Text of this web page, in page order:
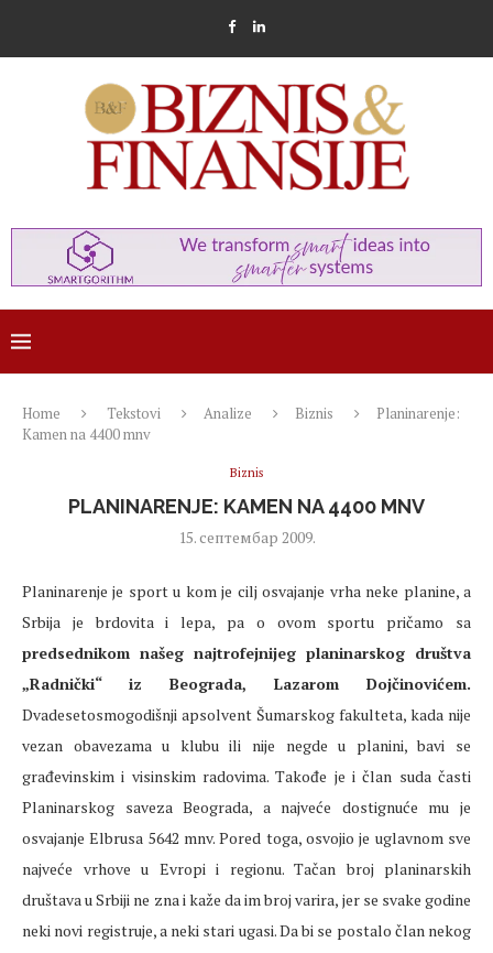
Home Tekstovi Analize Biznis
Planinarenje:
Kamen na 4400 mnv
Biznis
PLANINARENJE: KAMEN NA 4400 MNV
15. септембар 2009.
Planinarenje je sport u kom je cilj osvajanje vrha neke planine, a
Srbija je brdovita i lepa, pa o ovom sportu pričamo sa
predsednikom našeg najtrofejnijeg planinarskog društva
„Radnički“ iz Beograda, Lazarom Dojčinovićem.
Dvadesetosmogodišnji apsolvent Šumarskog fakulteta, kada nije
vezan obavezama u klubu ili nije negde u planini, bavi se
građevinskim i visinskim radovima. Takođe je i član suda časti
Planinarskog saveza Beograda, a najveće dostignuće mu je
osvajanje Elbrusa 5642 mnv. Pored toga, osvojio je uglavnom sve
najveće vrhove u Evropi i regionu. Tačan broj planinarskih
društava u Srbiji ne zna i kaže da im broj varira, jer se svake godine
neki novi registruje, a neki stari ugasi. Da bi se postalo član nekog